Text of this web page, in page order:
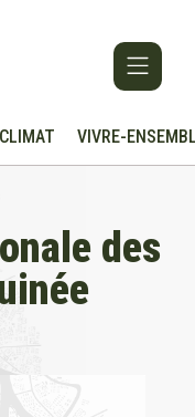
CLIMAT VIVRE-
des